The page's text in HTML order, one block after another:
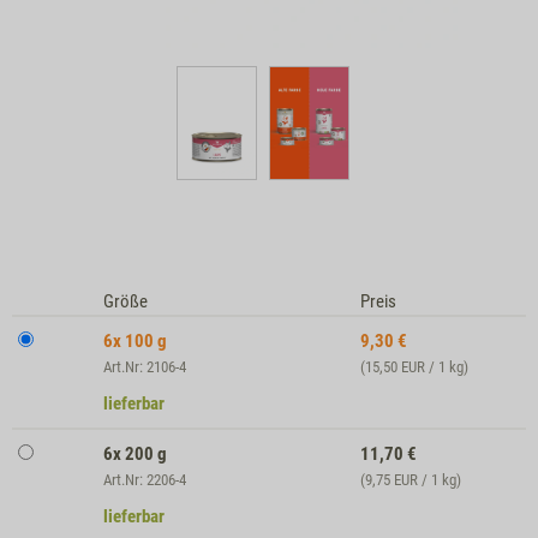
Größe
Preis
6x 100 g
Art.Nr: 2106-4
9,30 €
(15,50 EUR / 1 kg)
lieferbar
6x 200 g
Art.Nr: 2206-4
11,70 €
(9,75 EUR / 1 kg)
lieferbar